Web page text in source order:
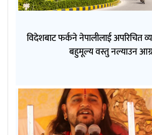
विदेशबाट फर्कने नेपालीलाई अपरिचित
बहुमूल्य वस्तु नल्याउन